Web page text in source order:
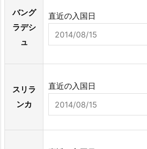
バング
ラデシ
ュ
直近の入国日
スリラ
ンカ
直近の入国日